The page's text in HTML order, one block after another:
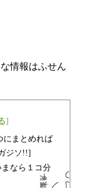
情報はふせん
]
にまとめれば
ジソ!!]
なら１コ分